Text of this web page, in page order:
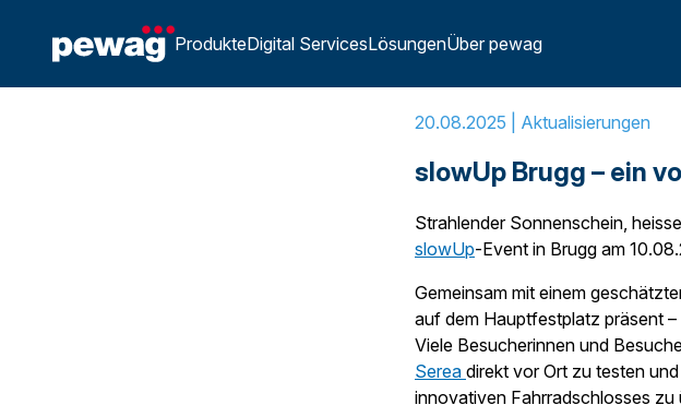
ProdukteDigital ServicesLösungenÜber pewag
20.08.2025 | Aktualisierungen
slowUp Brugg – ein
Strahlender Sonnenschein,
slowUp-Event in Brugg am
Gemeinsam mit einem
auf dem Hauptfestplatz präsent
Viele Besucherinnen und
Serea direkt vor Ort zu testen
innovativen Fahrradschlosses zu